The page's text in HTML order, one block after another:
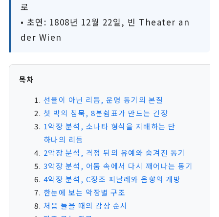
로
• 초연: 1808년 12월 22일, 빈 Theater an
der Wien
목차
선율이 아닌 리듬, 운명 동기의 본질
첫 박의 침묵, 8분쉼표가 만드는 긴장
1악장 분석, 소나타 형식을 지배하는 단
하나의 리듬
2악장 분석, 격정 뒤의 유예와 숨겨진 동기
3악장 분석, 어둠 속에서 다시 깨어나는 동기
4악장 분석, C장조 피날레와 음향의 개방
한눈에 보는 악장별 구조
처음 들을 때의 감상 순서